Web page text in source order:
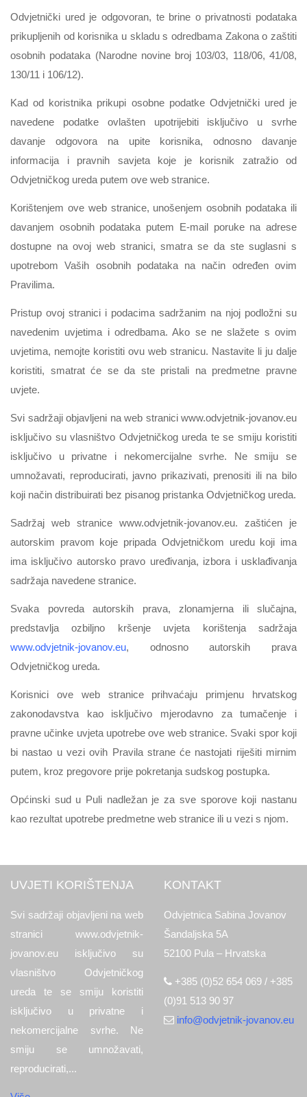
Odvjetnički ured je odgovoran, te brine o privatnosti podataka
prikupljenih od korisnika u skladu s odredbama Zakona o zaštiti
osobnih podataka (Narodne novine broj 103/03, 118/06, 41/08,
130/11 i 106/12).
Kad od koristnika prikupi osobne podatke Odvjetnički ured je
navedene podatke ovlašten upotrijebiti isključivo u svrhe
davanje odgovora na upite korisnika, odnosno davanje
informacija i pravnih savjeta koje je korisnik zatražio od
Odvjetničkog ureda putem ove web stranice.
Korištenjem ove web stranice, unošenjem osobnih podataka ili
davanjem osobnih podataka putem E-mail poruke na adrese
dostupne na ovoj web stranici, smatra se da ste suglasni s
upotrebom Vaših osobnih podataka na način određen ovim
Pravilima.
Pristup ovoj stranici i podacima sadržanim na njoj podložni su
navedenim uvjetima i odredbama. Ako se ne slažete s ovim
uvjetima, nemojte koristiti ovu web stranicu. Nastavite li ju dalje
koristiti, smatrat će se da ste pristali na predmetne pravne
uvjete.
Svi sadržaji objavljeni na web stranici www.odvjetnik-jovanov.eu
isključivo su vlasništvo Odvjetničkog ureda te se smiju koristiti
isključivo u privatne i nekomercijalne svrhe. Ne smiju se
umnožavati, reproducirati, javno prikazivati, prenositi ili na bilo
koji način distribuirati bez pisanog pristanka Odvjetničkog ureda.
Sadržaj web stranice www.odvjetnik-jovanov.eu. zaštićen je
autorskim pravom koje pripada Odvjetničkom uredu koji ima
ima isključivo autorsko pravo uređivanja, izbora i usklađivanja
sadržaja navedene stranice.
Svaka povreda autorskih prava, zlonamjerna ili slučajna,
predstavlja ozbiljno kršenje uvjeta korištenja sadržaja
www.odvjetnik-jovanov.eu, odnosno autorskih prava
Odvjetničkog ureda.
Korisnici ove web stranice prihvaćaju primjenu hrvatskog
zakonodavstva kao isključivo mjerodavno za tumačenje i
pravne učinke uvjeta upotrebe ove web stranice. Svaki spor koji
bi nastao u vezi ovih Pravila strane će nastojati riješiti mirnim
putem, kroz pregovore prije pokretanja sudskog postupka.
Općinski sud u Puli nadležan je za sve sporove koji nastanu
kao rezultat upotrebe predmetne web stranice ili u vezi s njom.
UVJETI KORIŠTENJA
Svi sadržaji objavljeni na web
stranici www.odvjetnik-
jovanov.eu isključivo su
vlasništvo Odvjetničkog
ureda te se smiju koristiti
isključivo u privatne i
nekomercijalne svrhe. Ne
smiju se umnožavati,
reproducirati,...
KONTAKT
Odvjetnica Sabina Jovanov
Šandaljska 5A
52100 Pula – Hrvatska
+385 (0)52 654 069 / +385
(0)91 513 90 97
info@odvjetnik-jovanov.eu